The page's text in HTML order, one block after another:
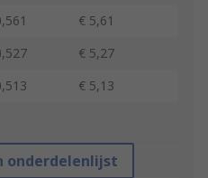
€ 5,61
€ 5,27
€ 5,13
onderdelenlijst